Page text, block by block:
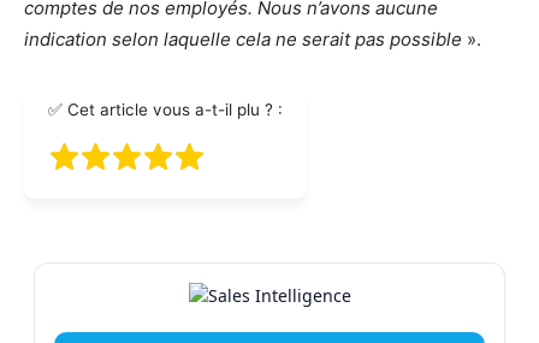
comptes de nos employés. Nous n’avons aucune
indication selon laquelle cela ne serait pas possible ».
✅ Cet article vous a-t-il plu ? :